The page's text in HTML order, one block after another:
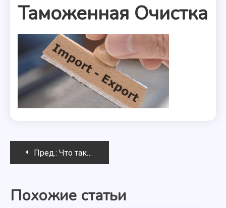
Таможенная Очистка
Навигация
записям
Пред.: Что такое таможенная очистка
Похожие статьи